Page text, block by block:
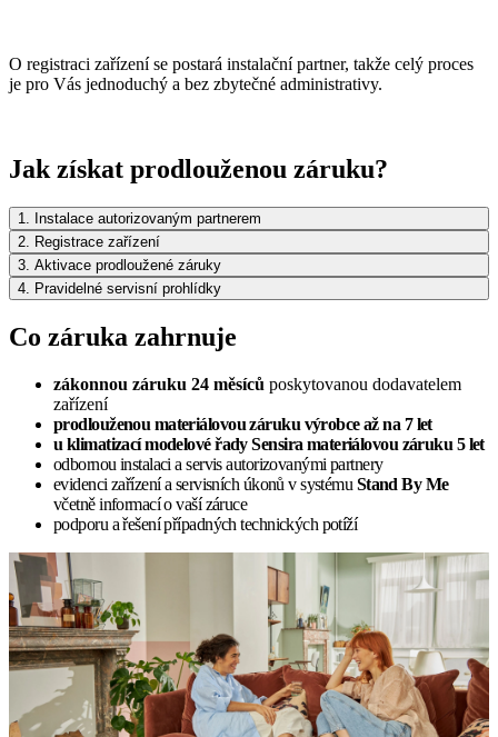
O registraci zařízení se postará instalační partner, takže celý proces
je pro Vás jednoduchý a bez zbytečné administrativy.
Jak získat prodlouženou záruku?
1. Instalace autorizovaným partnerem
2. Registrace zařízení
3. Aktivace prodloužené záruky
4. Pravidelné servisní prohlídky
Co záruka zahrnuje
zákonnou záruku 24 měsíců poskytovanou dodavatelem
zařízení
prodlouženou materiálovou záruku výrobce až na 7 let
u klimatizací modelové řady Sensira materiálovou záruku 5 let
odbornou instalaci a servis autorizovanými partnery
evidenci zařízení a servisních úkonů v systému Stand By Me
včetně informací o vaší záruce
podporu a řešení případných technických potíží